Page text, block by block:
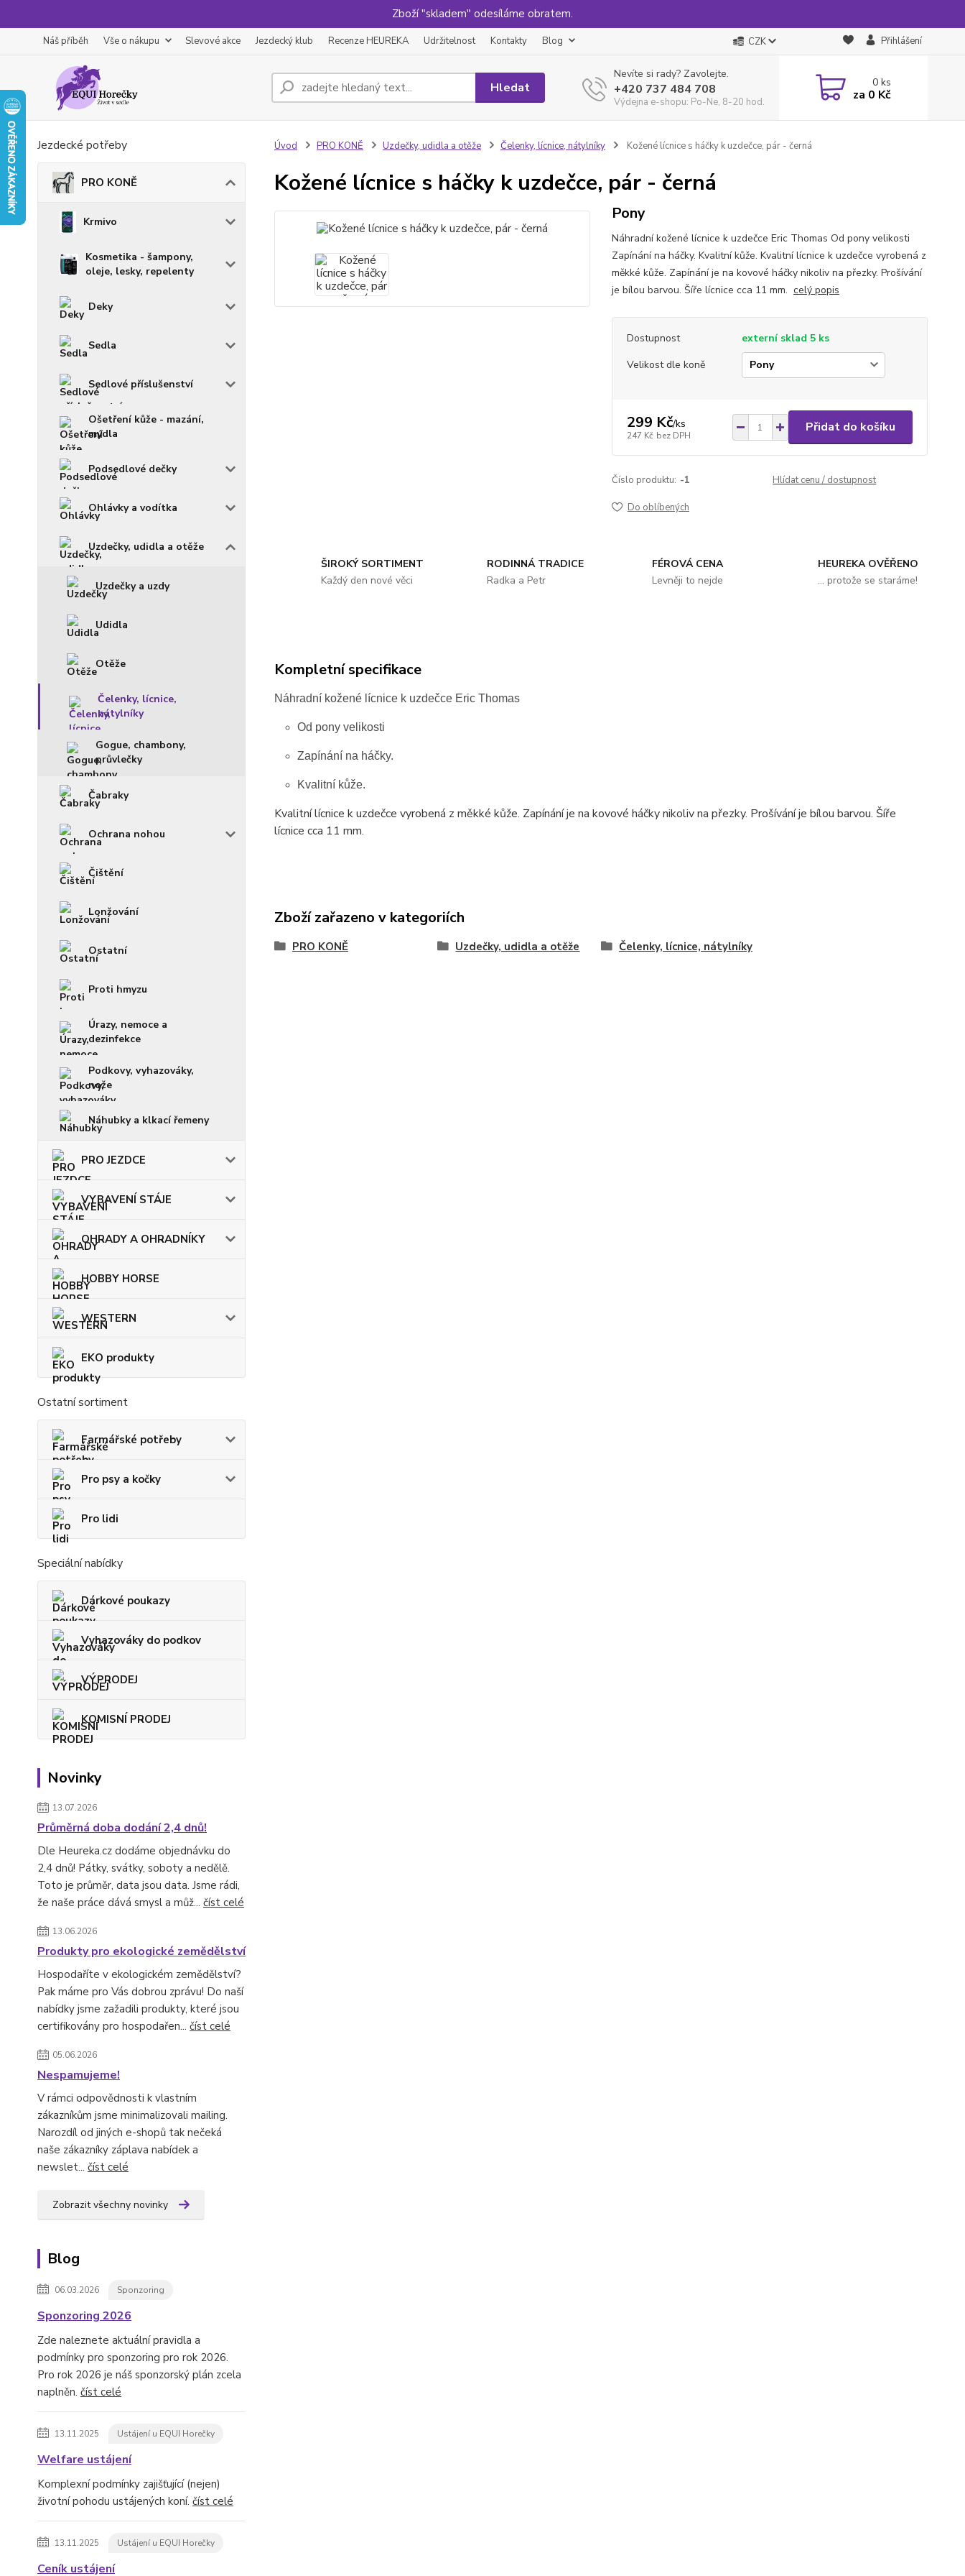
Zboží "skladem" odesíláme obratem.
Náš příběh Vše o nákupu Slevové akce Jezdecký klub Recenze HEUREKA Udržitelnost Kontakty Blog CZK Přihlášení
Hledat
Nevíte si rady? Zavolejte.
+420 737 484 708
Výdejna e-shopu: Po-Ne, 8-20 hod.
0ks
za 0 Kč
Jezdecké potřeby
PRO KONĚ
Krmivo
Kosmetika - šampony,
oleje, lesky, repelenty
Deky
Sedla
Sedlové příslušenství
Ošetření kůže - mazání,
mýdla
Podsedlové dečky
Ohlávky a vodítka
Uzdečky, udidla a otěže
Uzdečky a uzdy
Udidla
Otěže
Čelenky, lícnice,
nátylníky
Gogue, chambony,
průvlečky
Čabraky
Ochrana nohou
Čištění
Lonžování
Ostatní
Proti hmyzu
Úrazy, nemoce a
dezinfekce
Podkovy, vyhazováky,
nože
Náhubky a klkací řemeny
PRO JEZDCE
VYBAVENÍ STÁJE
OHRADY A OHRADNÍKY
HOBBY HORSE
WESTERN
EKO produkty
Ostatní sortiment
Farmářské potřeby
Pro psy a kočky
Pro lidi
Speciální nabídky
Dárkové poukazy
Vyhazováky do podkov
VÝPRODEJ
KOMISNÍ PRODEJ
Novinky
13.07.2026
Průměrná doba dodání 2,4 dnů!
Dle Heureka.cz dodáme objednávku do
2,4 dnů! Pátky, svátky, soboty a nedělě.
Toto je průměr, data jsou data. Jsme rádi,
že naše práce dává smysl a můž... číst celé
13.06.2026
Produkty pro ekologické zemědělství
Hospodaříte v ekologickém zemědělství?
Pak máme pro Vás dobrou zprávu! Do naší
nabídky jsme zažadili produkty, které jsou
certifikovány pro hospodařen... číst celé
05.06.2026
Nespamujeme!
V rámci odpovědnosti k vlastním
zákazníkům jsme minimalizovali mailing.
Narozdíl od jiných e-shopů tak nečeká
naše zákazníky záplava nabídek a
newslet... číst celé
Zobrazit všechny novinky
Blog
06.03.2026 Sponzoring
Sponzoring 2026
Zde naleznete aktuální pravidla a
podmínky pro sponzoring pro rok 2026.
Pro rok 2026 je náš sponzorský plán zcela
naplněn. číst celé
13.11.2025 Ustájení u EQUI Horečky
Welfare ustájení
Komplexní podmínky zajišťující (nejen)
životní pohodu ustájených koní. číst celé
13.11.2025 Ustájení u EQUI Horečky
Ceník ustájení
Úvod PRO KONĚ Uzdečky, udidla a otěže Čelenky, lícnice, nátylníky Kožené lícnice s háčky k uzdečce, pár - černá
Kožené lícnice s háčky k uzdečce, pár - černá
Pony
Náhradní kožené lícnice k uzdečce Eric Thomas Od pony velikosti
Zapínání na háčky. Kvalitní kůže. Kvalitní lícnice k uzdečce vyrobená z
měkké kůže. Zapínání je na kovové háčky nikoliv na přezky. Prošívání
je bílou barvou. Šíře lícnice cca 11 mm. celý popis
Dostupnost
externí sklad 5 ks
Velikost dle koně
299 Kč/ks
247 Kč bez DPH
Přidat do košíku
Číslo produktu: -1 Hlídat cenu / dostupnost
Do oblíbených
ŠIROKÝ SORTIMENT
Každý den nové věci
RODINNÁ TRADICE
Radka a Petr
FÉROVÁ CENA
Levněji to nejde
HEUREKA OVĚŘENO
... protože se staráme!
Kompletní specifikace
Náhradní kožené lícnice k uzdečce Eric Thomas
Od pony velikosti
Zapínání na háčky.
Kvalitní kůže.
Kvalitní lícnice k uzdečce vyrobená z měkké kůže. Zapínání je na kovové háčky nikoliv na přezky. Prošívání je bílou barvou. Šíře
lícnice cca 11 mm.
Zboží zařazeno v kategoriích
PRO KONĚ Uzdečky, udidla a otěže Čelenky, lícnice, nátylníky